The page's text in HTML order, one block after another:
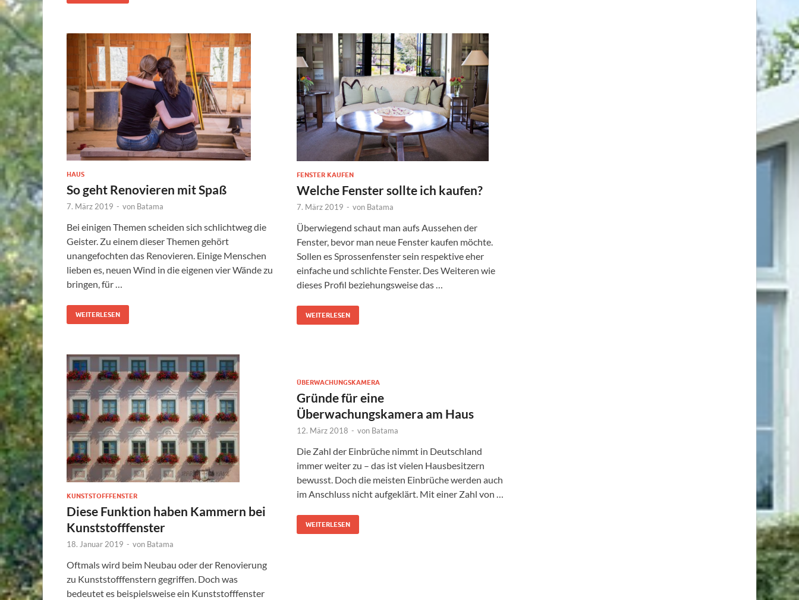
HAUS
So geht Renovieren mit Spaß
7. März 2019 - von Batama
Bei einigen Themen scheiden sich schlichtweg die
Geister. Zu einem dieser Themen gehört
unangefochten das Renovieren. Einige Menschen
lieben es, neuen Wind in die eigenen vier Wände zu
bringen, für …
WEITERLESEN
FENSTER KAUFEN
Welche Fenster sollte ich kaufen?
7. März 2019 - von Batama
Überwiegend schaut man aufs Aussehen der
Fenster, bevor man neue Fenster kaufen möchte.
Sollen es Sprossenfenster sein respektive eher
einfache und schlichte Fenster. Des Weiteren wie
dieses Profil beziehungsweise das …
WEITERLESEN
KUNSTSTOFFFENSTER
Diese Funktion haben Kammern bei
Kunststofffenster
18. Januar 2019 - von Batama
Oftmals wird beim Neubau oder der Renovierung
zu Kunststofffenstern gegriffen. Doch was
bedeutet es beispielsweise ein Kunststofffenster
ÜBERWACHUNGSKAMERA
Gründe für eine
Überwachungskamera am Haus
12. März 2018 - von Batama
Die Zahl der Einbrüche nimmt in Deutschland
immer weiter zu – das ist vielen Hausbesitzern
bewusst. Doch die meisten Einbrüche werden auch
im Anschluss nicht aufgeklärt. Mit einer Zahl von …
WEITERLESEN